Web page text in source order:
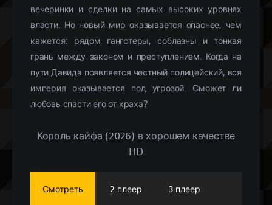
вечеринки и сделки на самых высоких уровнях
власти. Но новый мир оказывается опаснее, чем
кажется: рядом гангстеры, соблазны и тонкая
грань между законом и преступлением. Когда на
пути Давида появляется честный полицейский, вся
империя оказывается под угрозой. Сможет ли
любовь спасти его от краха?
Король кайфа (2026) в хорошем качестве
HD
Смотреть 2 плеер 3 плеер